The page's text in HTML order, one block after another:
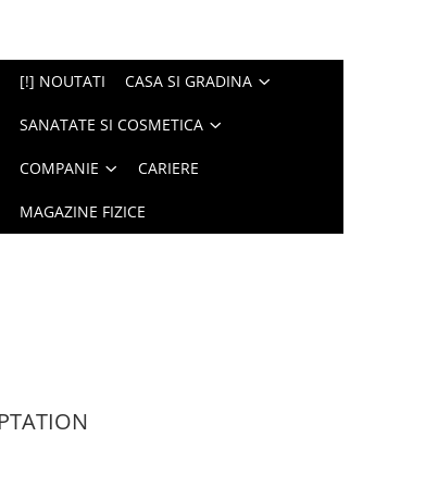
[!] NOUTATI CASA SI GRADINA
SANATATE SI COSMETICA
COMPANIE CARIERE
MAGAZINE FIZICE